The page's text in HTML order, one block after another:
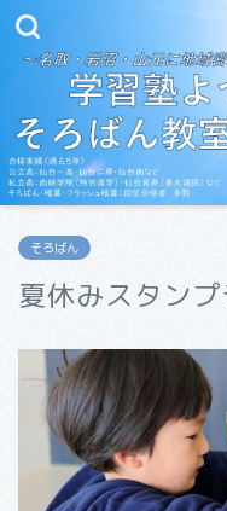
そろばん
夏休みスタン